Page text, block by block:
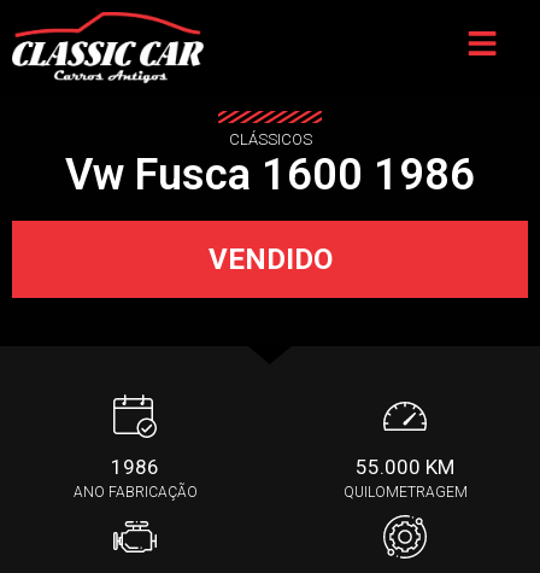
CLÁSSICOS
Vw Fusca 1600 1986
VENDIDO
1986
ANO FABRICAÇÃO
55.000 KM
QUILOMETRAGEM